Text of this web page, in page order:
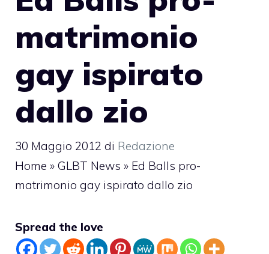
matrimonio
gay ispirato
dallo zio
30 Maggio 2012 di Redazione
Home » GLBT News » Ed Balls pro-
matrimonio gay ispirato dallo zio
Spread the love